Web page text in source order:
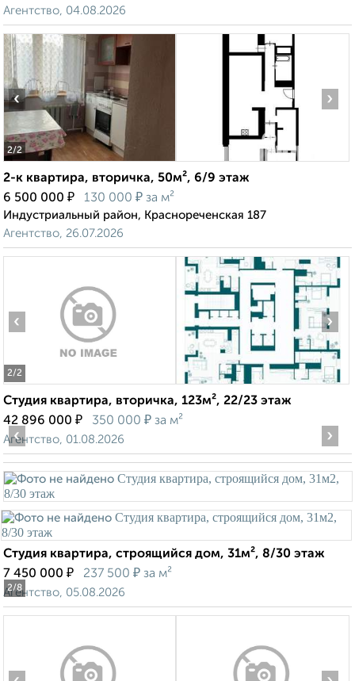
Агентство, 04.08.2026
2/2
‹ ›
2-к квартира, вторичка, 50м², 6/9 этаж
6 500 000 ₽ 130 000 ₽ за м²
Индустриальный район, Краснореченская 187
Агентство, 26.07.2026
2/2
‹ ›
Студия квартира, вторичка, 123м², 22/23 этаж
42 896 000 ₽ 350 000 ₽ за м²
Агентство, 01.08.2026
2/8
‹ ›
Студия квартира, строящийся дом, 31м², 8/30 этаж
7 450 000 ₽ 237 500 ₽ за м²
Агентство, 05.08.2026